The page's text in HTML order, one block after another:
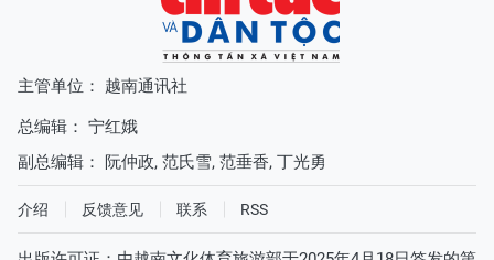
主管单位： 越南通讯社
总编辑： 宁红娥
副总编辑： 阮仲政, 范氏雪, 范垂香, 丁光勇
介绍 反馈意见 联系 RSS